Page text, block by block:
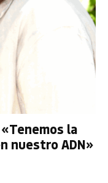
la
nuestro ADN»